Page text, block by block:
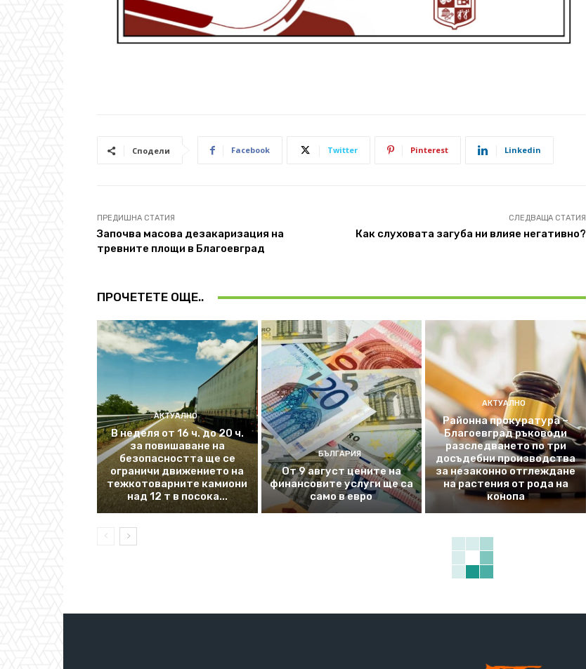
Сподели Facebook Twitter Pinterest Linkedin
ПРЕДИШНА СТАТИЯ
Започва масова дезакаризация на
тревните площи в Благоевград
СЛЕДВАЩА СТАТИЯ
Как слуховата загуба ни влияе негативно?
ПРОЧЕТЕТЕ ОЩЕ..
АКТУАЛНО
В неделя от 16 ч. до 20 ч.
за повишаване на
безопасността ще се
ограничи движението на
тежкотоварните камиони
над 12 т в посока...
БЪЛГАРИЯ
От 9 август цените на
финансовите услуги ще са
само в евро
АКТУАЛНО
Районна прокуратура –
Благоевград ръководи
разследването по три
досъдебни производства
за незаконно отглеждане
на растения от рода на
конопа